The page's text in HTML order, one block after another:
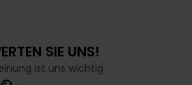
SIE UNS!
ist uns wichtig